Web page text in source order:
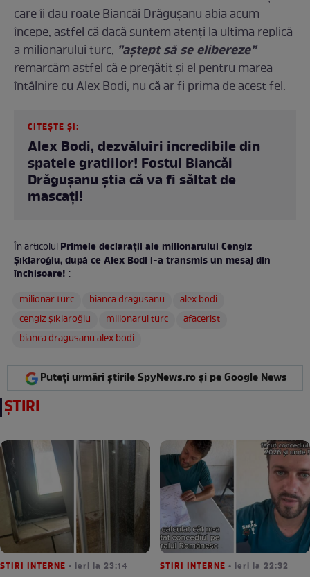
care îi dau roate Biancăi Drăgușanu abia acum
începe, astfel că dacă suntem atenți la ultima replică
a milionarului turc, ”aștept să se elibereze”
remarcăm astfel că e pregătit și el pentru marea
întâlnire cu Alex Bodi, nu că ar fi prima de acest fel.
CITEȘTE ȘI:
Alex Bodi, dezvăluiri incredibile din
spatele gratiilor! Fostul Biancăi
Drăgușanu știa că va fi săltat de
mascați!
În articolulPrimele declarații ale milionarului Cengiz
Şıklaroğlu, după ce Alex Bodi i-a transmis un mesaj din
închisoare! :
milionar turc
bianca dragusanu
alex bodi
cengiz şıklaroğlu
milionarul turc
afacerist
bianca dragusanu alex bodi
Puteți urmări știrile SpyNews.ro și pe Google News
ȘTIRI
STIRI INTERNE • ieri la 23:14 STIRI INTERNE • ieri la 22:32